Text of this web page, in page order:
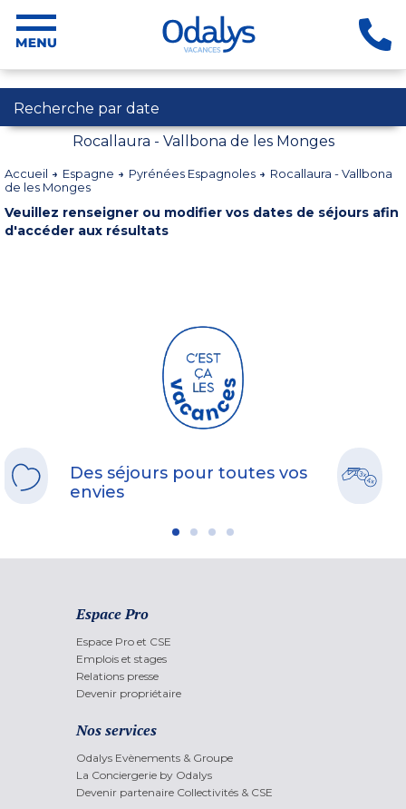
Recherche par date
Rocallaura - Vallbona de les Monges
Accueil Espagne Pyrénées Espagnoles
Rocallaura - Vallbona
de les Monges
Veuillez renseigner ou modifier vos dates de séjours afin
d'accéder aux résultats
Des séjours pour toutes vos
envies
Espace Pro
Espace Pro et CSE
Emplois et stages
Relations presse
Devenir propriétaire
Nos services
Odalys Evènements & Groupe
La Conciergerie by Odalys
Devenir partenaire Collectivités & CSE